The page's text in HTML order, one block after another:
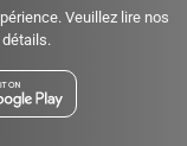
Veuillez lire nos